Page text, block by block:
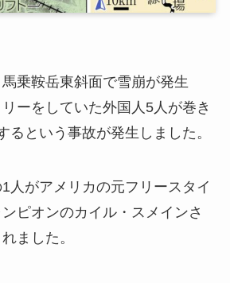
乗鞍岳東斜面で雪崩が発生
ーをしていた外国人5人が巻き
るという事故が発生しました。
人がアメリカの元フリースタイ
ピオンのカイル・スメインさ
ました。